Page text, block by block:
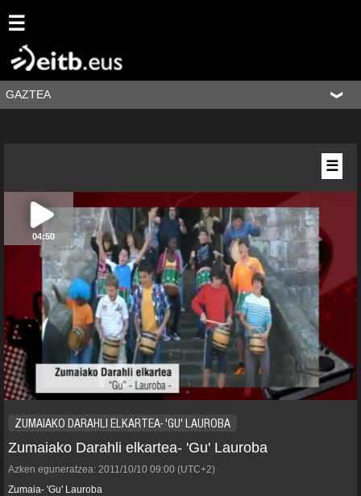
☰
GAZTEA
04:50
ZUMAIAKO DARAHLI ELKARTEA- 'GU' LAUROBA
Zumaiako Darahli elkartea- 'Gu' Lauroba
Azken eguneratzea: 2011/10/10 09:00 (UTC+2)
Zumaia- 'Gu' Lauroba
☰